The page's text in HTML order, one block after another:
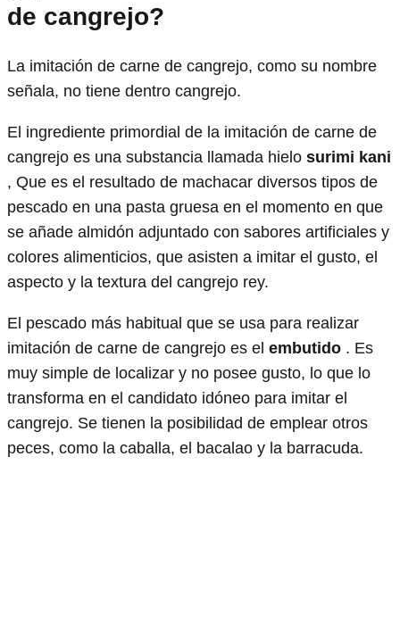
de cangrejo?
La imitación de carne de cangrejo, como su nombre
señala, no tiene dentro cangrejo.
El ingrediente primordial de la imitación de carne de
cangrejo es una substancia llamada hielo surimi kani
, Que es el resultado de machacar diversos tipos de
pescado en una pasta gruesa en el momento en que
se añade almidón adjuntado con sabores artificiales y
colores alimenticios, que asisten a imitar el gusto, el
aspecto y la textura del cangrejo rey.
El pescado más habitual que se usa para realizar
imitación de carne de cangrejo es el embutido . Es
muy simple de localizar y no posee gusto, lo que lo
transforma en el candidato idóneo para imitar el
cangrejo. Se tienen la posibilidad de emplear otros
peces, como la caballa, el bacalao y la barracuda.